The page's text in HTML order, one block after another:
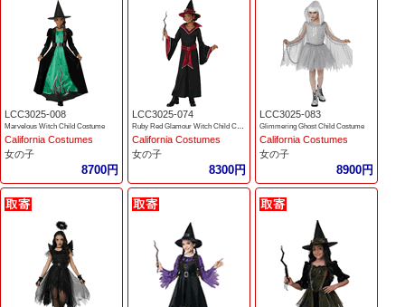
LCC3025-008
Marvelous Witch Child Costume
California Costumes
女の子
8700円
LCC3025-074
Ruby Red Glamour Witch Child Costume
California Costumes
女の子
8300円
LCC3025-083
Glimmering Ghost Child Costume
California Costumes
女の子
8900円